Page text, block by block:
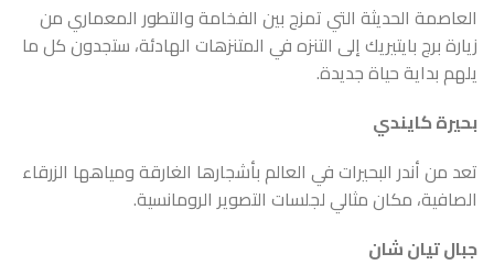
العاصمة الحديثة التي تمزج بين الفخامة والتطور المعماري من
زيارة برج بايتيريك إلى التنزه في المتنزهات الهادئة، ستجدون كل ما
يلهم بداية حياة جديدة.
بحيرة كايندي
تعد من أندر البحيرات في العالم بأشجارها الغارقة ومياهها الزرقاء
الصافية، مكان مثالي لجلسات التصوير الرومانسية.
جبال تيان شان